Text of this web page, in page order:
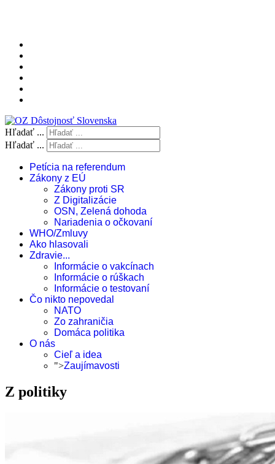
Hľadať ...
Hľadať ...
Petícia na referendum
Zákony z EÚ
Zákony proti SR
Z Digitalizácie
OSN, Zelená dohoda
Nariadenia o očkovaní
WHO/Zmluvy
Ako hlasovali
Zdravie...
Informácie o vakcínach
Informácie o rúškach
Informácie o testovaní
Čo nikto nepovedal
NATO
Zo zahraničia
Domáca politika
O nás
Cieľ a idea
">Zaujímavosti
Z politiky